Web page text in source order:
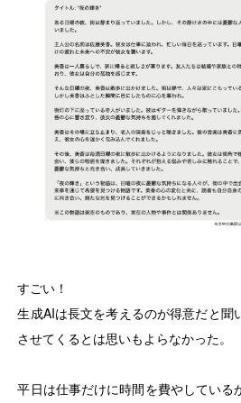
すごい！
生成AIは長文を考えるのが得意だと聞
させてくるとは思いもよらなかった。
平日は仕事だけに時間を費やしている